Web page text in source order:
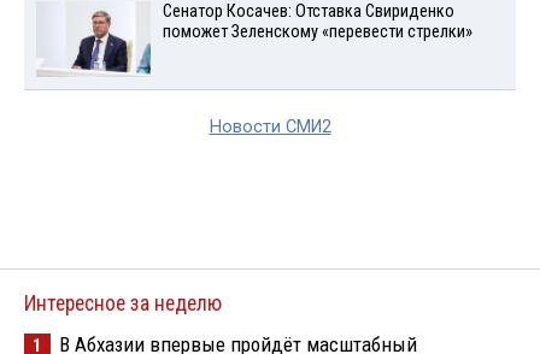
Сенатор Косачев: Отставка Свириденко
поможет Зеленскому «перевести стрелки»
Новости СМИ2
Интересное за неделю
1
В Абхазии впервые пройдёт масштабный